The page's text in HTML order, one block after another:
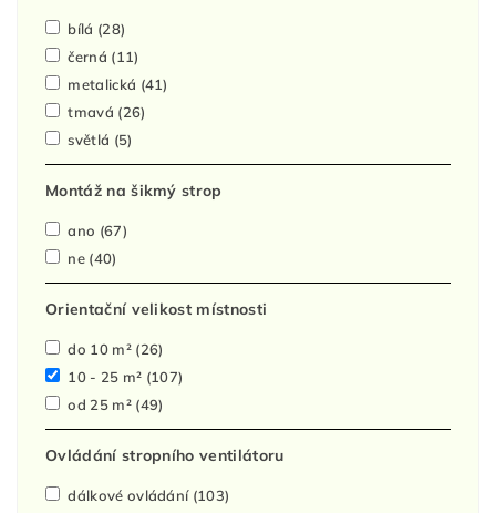
bílá (28)
černá (11)
metalická (41)
tmavá (26)
světlá (5)
Montáž na šikmý strop
ano (67)
ne (40)
Orientační velikost místnosti
do 10 m² (26)
10 - 25 m² (107)
od 25 m² (49)
Ovládání stropního ventilátoru
dálkové ovládání (103)